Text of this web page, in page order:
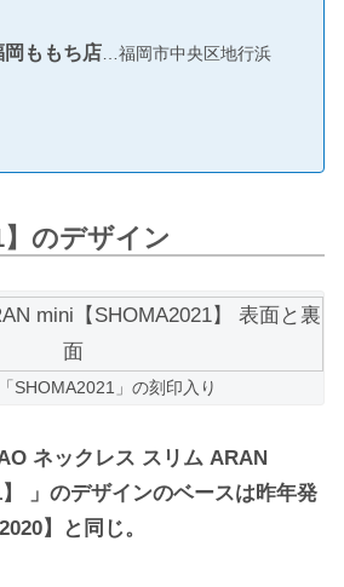
岡ももち店 …福岡市中央区地行浜
】のデザイン
SHOMA2021」の刻印入り
ネックレス スリム ARAN
」のデザインのベースは昨年発
】と同じ。